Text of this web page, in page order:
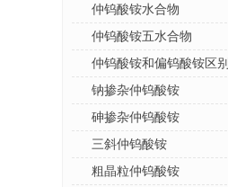
仲钨酸铵水合物
仲钨酸铵五水合物
仲钨酸铵和偏钨酸铵区别
钠掺杂仲钨酸铵
砷掺杂仲钨酸铵
三斜仲钨酸铵
粗晶粒仲钨酸铵